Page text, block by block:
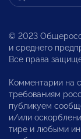
© 2023
и среднего
Все права
Комментарии на
требованиям
публикуем
и/или
тире и любыми